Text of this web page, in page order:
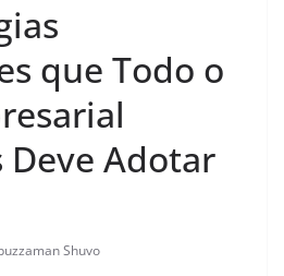
que Todo o
Deve Adotar
Shuvo